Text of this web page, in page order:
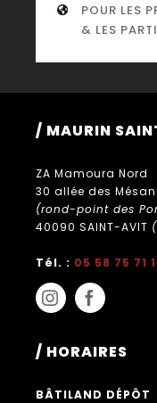
POUR LES
& LES
/ MAURIN
ZA Mamoura Nord
30 allée des
(rond-point des
40090 SAINT-AVIT
Tél. : 05 58 75 71
/ HORAIRES
BÂTILAND DÉPÔT